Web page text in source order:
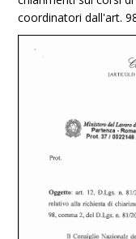
coordinatori dall'art.